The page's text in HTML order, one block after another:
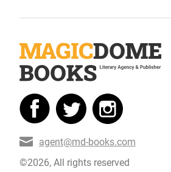
©2026, All rights reserved
agent@md-books.com